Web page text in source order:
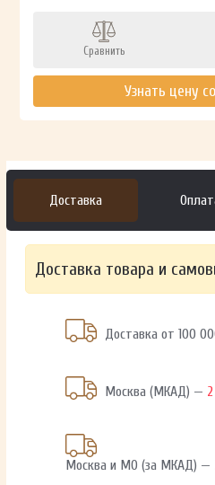
Сравнить
Узнать цену
Доставка
Доставка товара и
Доставка от 100
Москва (МКАД) —
Москва и МО (за МКАД) —